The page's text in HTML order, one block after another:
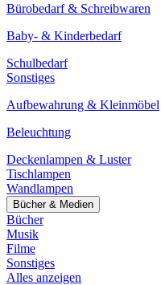
Bürobedarf & Schreibwaren
Baby- & Kinderbedarf
Schulbedarf
Sonstiges
Aufbewahrung & Kleinmöbel
Beleuchtung
Deckenlampen & Luster
Tischlampen
Wandlampen
Bücher & Medien
Bücher
Musik
Filme
Sonstiges
Alles anzeigen